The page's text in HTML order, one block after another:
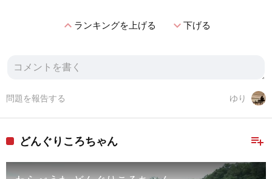
expand_lessランキングを上げる expand_more下げる
ゆり
問題を報告する
playlist_add
どんぐりころちゃん